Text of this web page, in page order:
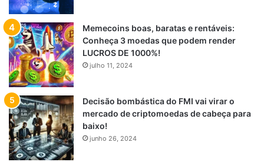
Memecoins boas, baratas e rentáveis:
Conheça 3 moedas que podem render
LUCROS DE 1000%!
julho 11, 2024
Decisão bombástica do FMI vai virar o
mercado de criptomoedas de cabeça para
baixo!
junho 26, 2024